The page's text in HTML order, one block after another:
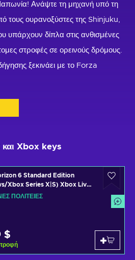
Ανάψτε τη μηχανή υπό τη
τους ουρανοξύστες της Shinjuku,
υπάρχουν δίπλα στις ανθισμένες
στροφές σε ορεινούς δρόμους.
ξεκινάει με το Forza
Xbox keys
6 Standard Edition
Xbox Series X|S) Xbox Live
STATES
ΠΟΛΙΤΕΊΕΣ
$